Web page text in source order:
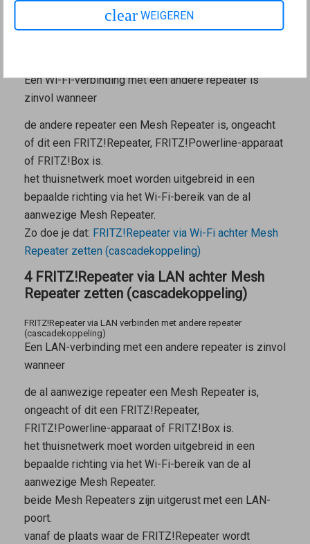
achter Mesh Repeater zetten
(cascadekoppeling)
Een Wi-Fi-verbinding met een andere repeater is
zinvol wanneer
de andere repeater een Mesh Repeateris, ongeacht
of dit een FRITZ!Repeater, FRITZ!Powerline-apparaat
of FRITZ!Box is.
het thuisnetwerk moet worden uitgebreid in een
bepaalde richting via het Wi-Fi-bereik van de al
aanwezige Mesh Repeater.
Zo doe je dat: FRITZ!Repeater via Wi-Fi achter Mesh
Repeaterzetten (cascadekoppeling)
4 FRITZ!Repeater via LAN achter Mesh
Repeater zetten (cascadekoppeling)
FRITZ!Repeater via LAN verbinden met andere repeater
(cascadekoppeling)
Een LAN-verbinding met een andere repeater is zinvol
wanneer
de al aanwezige repeater een Mesh Repeateris,
ongeacht of dit een FRITZ!Repeater,
FRITZ!Powerline-apparaat of FRITZ!Box is.
het thuisnetwerk moet worden uitgebreid in een
bepaalde richting via het Wi-Fi-bereik van de al
aanwezige Mesh Repeater.
beide Mesh Repeaters zijn uitgerust met een LAN-
poort.
vanaf de plaats waar de FRITZ!Repeater wordt
clear WEIGEREN